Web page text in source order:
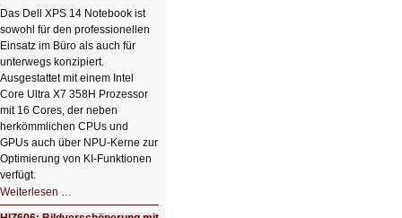
Das Dell XPS 14 Notebook ist
sowohl für den professionellen
Einsatz im Büro als auch für
unterwegs konzipiert.
Ausgestattet mit einem Intel
Core Ultra X7 358H Prozessor
mit 16 Cores, der neben
herkömmlichen CPUs und
GPUs auch über NPU-Kerne zur
Optimierung von KI-Funktionen
verfügt.
Weiterlesen …
Schicker
kompakter